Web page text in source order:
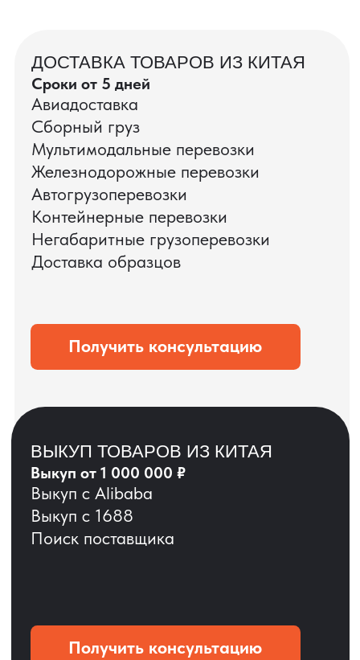
ДО ОПЛАТЫ
ОСТАВЬТЕ ЗАЯВКУ
Мы вернёмся с расчётом и фото после
технической проверки
Оставить заявку